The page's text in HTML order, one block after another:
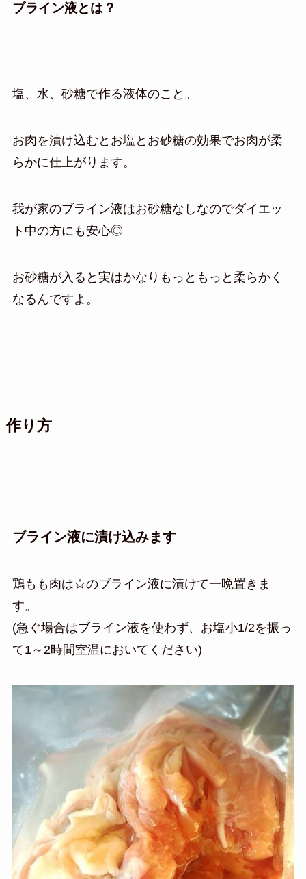
ブライン液とは？
塩、水、砂糖で作る液体のこと。
お肉を漬け込むとお塩とお砂糖の効果でお肉が柔
らかに仕上がります。
我が家のブライン液はお砂糖なしなのでダイエッ
ト中の方にも安心◎
お砂糖が入ると実はかなりもっともっと柔らかく
なるんですよ。
作り方
ブライン液に漬け込みます
鶏もも肉は☆のブライン液に漬けて一晩置きま
す。
(急ぐ場合はブライン液を使わず、お塩小1/2を振っ
て1～2時間室温においてください)